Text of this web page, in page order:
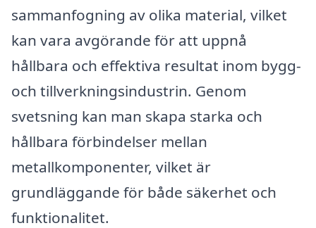
sammanfogning av olika material, vilket
kan vara avgörande för att uppnå
hållbara och effektiva resultat inom bygg-
och tillverkningsindustrin. Genom
svetsning kan man skapa starka och
hållbara förbindelser mellan
metallkomponenter, vilket är
grundläggande för både säkerhet och
funktionalitet.